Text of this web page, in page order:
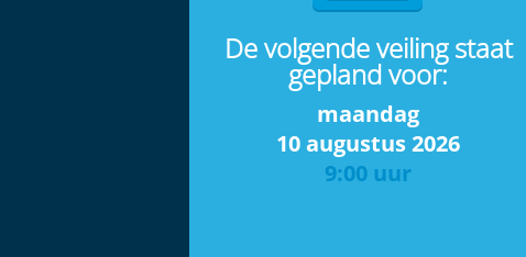
De volgende veiling staat
gepland voor:
maandag
10 augustus 2026
9:00 uur